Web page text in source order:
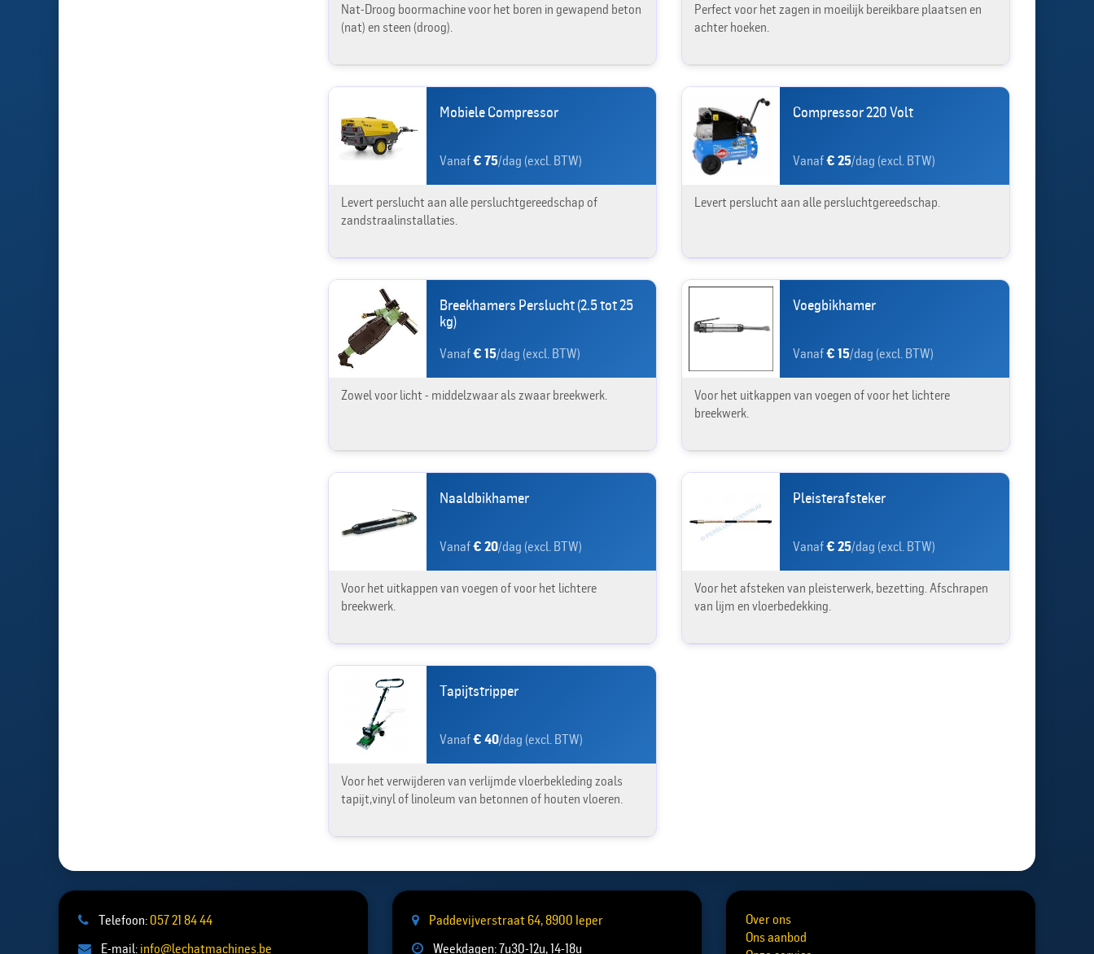
Nat-Droog boormachine voor het boren in gewapend beton
(nat) en steen (droog).
Perfect voor het zagen in moeilijk bereikbare plaatsen en
achter hoeken.
Mobiele Compressor
Vanaf€ 75/dag (excl. BTW)
Levert perslucht aan alle persluchtgereedschap of
zandstraalinstallaties.
Compressor 220 Volt
Vanaf€ 25/dag (excl. BTW)
Levert perslucht aan alle persluchtgereedschap.
Breekhamers Perslucht (2.5 tot 25
kg)
Vanaf€ 15/dag (excl. BTW)
Zowel voor licht - middelzwaar als zwaar breekwerk.
Voegbikhamer
Vanaf€ 15/dag (excl. BTW)
Voor het uitkappen van voegen of voor het lichtere
breekwerk.
Naaldbikhamer
Vanaf€ 20/dag (excl. BTW)
Voor het uitkappen van voegen of voor het lichtere
breekwerk.
Pleisterafsteker
Vanaf€ 25/dag (excl. BTW)
Voor het afsteken van pleisterwerk, bezetting. Afschrapen
van lijm en vloerbedekking.
Tapijtstripper
Vanaf€ 40/dag (excl. BTW)
Voor het verwijderen van verlijmde vloerbekleding zoals
tapijt,vinyl of linoleum van betonnen of houten vloeren.
Telefoon:057 21 84 44
E-mail: info@lechatmachines.be
Paddevijverstraat 64, 8900 Ieper
Weekdagen: 7u30-12u, 14-18u
Over ons
Ons aanbod